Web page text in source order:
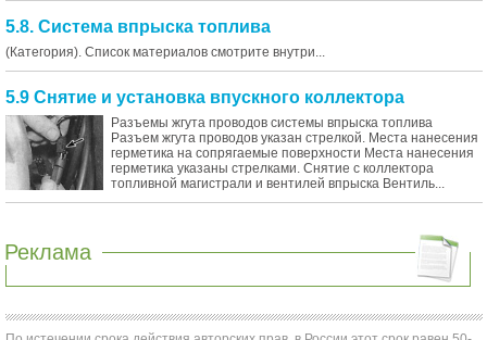
5.8. Система впрыска топлива
(Категория). Список материалов смотрите внутри...
5.9 Снятие и установка впускного коллектора
Разъемы жгута проводов системы впрыска топлива
Разъем жгута проводов указан стрелкой. Места нанесения
герметика на сопрягаемые поверхности Места нанесения
герметика указаны стрелками. Снятие с коллектора
топливной магистрали и вентилей впрыска Вентиль...
Реклама